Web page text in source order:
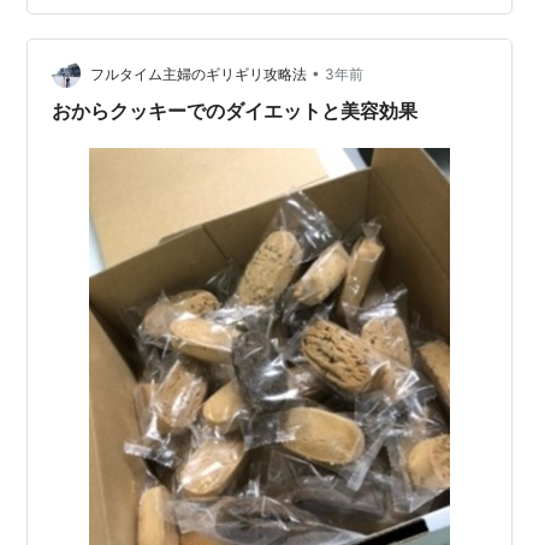
｜ オカラクッキー おやつ クッキー おから お菓子 グルテ
ンフリー ダイエット 豆乳クッキー ヘルシー おかし 低糖
質 糖質オフ 健康 …
フルタイム主婦のギリギリ攻略法 • 3年前
おからクッキーでのダイエットと美容効果